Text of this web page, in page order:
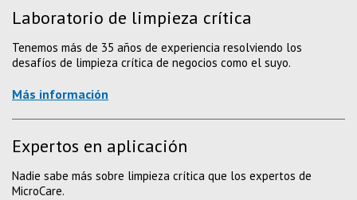
Laboratorio de limpieza crítica
Tenemos más de 35 años de experiencia resolviendo los
desafíos de limpieza crítica de negocios como el suyo.
Más información
Expertos en aplicación
Nadie sabe más sobre limpieza crítica que los expertos de
MicroCare.